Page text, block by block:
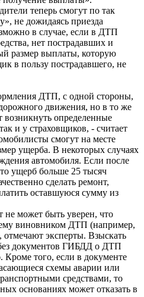
теперь смогут по так
не дожидаясь приезда
в случае, если в ДТП
нет пострадавших и
размер выплаты, которую
в пользу пострадавшего, не
ДТП, с одной стороны,
движения, но в то же
возникнуть определенные
и у страховщиков, - считает
смогут на месте
ущерба. В некоторых случаях
автомобиля. Если после
ущерб больше 25 тысяч
сделать ремонт,
оставшуюся сумму из
не может быть уверен, что
виновником ДТП (например,
эксперты. Взыскать
документов ГИБДД о ДТП
Кроме того, если в документе
схемы аварии или
средствами, то
основаниях может отказать в